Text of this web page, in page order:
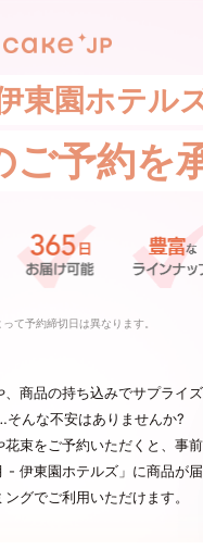
東園ホテル
ご予約を
て予約締切日は異なります。
商品の持ち込みでサプライ
んな不安はありませんか?
束をご予約いただくと、事
- 伊東園ホテルズ」に商品が
グでご利用いただけます。